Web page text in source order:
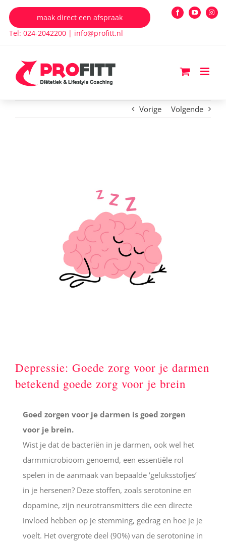
naar
inhoud
maak direct een afspraak
Tel: 024-2042200| info@profitt.nl
FacebookYouTube
Vorige Volgende
Depressie: Goede zorg voor je darmen
betekend goede zorg voor je brein
Goed zorgen voor je darmen is goed zorgen
voor je brein.
Wist je dat de bacteriën in je darmen, ook wel het
darmmicrobioom genoemd, een essentiële rol
spelen in de aanmaak van bepaalde ‘geluksstofjes’
in je hersenen? Deze stoffen, zoals serotonine en
dopamine, zijn neurotransmitters die een directe
invloed hebben op je stemming, gedrag en hoe je je
voelt. Het overgrote deel (90%) van de serotonine in